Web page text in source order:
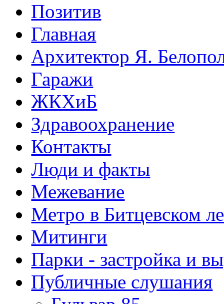
Позитив
Главная
Архитектор Я.
Гаражи
ЖКХиБ
Здравоохранение
Контакты
Люди и факты
Межевание
Метро в Битцевском
Митинги
Парки - застройка и
Публичные слушания